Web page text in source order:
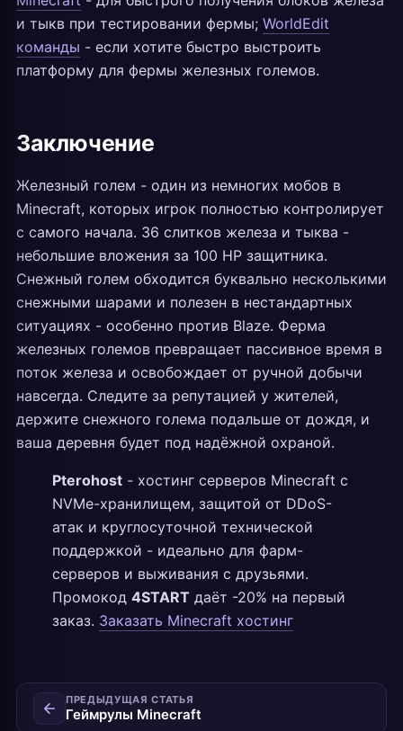
и тыкв при тестировании фермы; WorldEdit
команды - если хотите быстро выстроить
платформу для фермы железных големов.
Заключение
Железный голем - один из немногих мобов в
Minecraft, которых игрок полностью контролирует
с самого начала. 36 слитков железа и тыква -
небольшие вложения за 100 HP защитника.
Снежный голем обходится буквально несколькими
снежными шарами и полезен в нестандартных
ситуациях - особенно против Blaze. Ферма
железных големов превращает пассивное время в
поток железа и освобождает от ручной добычи
навсегда. Следите за репутацией у жителей,
держите снежного голема подальше от дождя, и
ваша деревня будет под надёжной охраной.
Pterohost - хостинг серверов Minecraft с
NVMe-хранилищем, защитой от DDoS-
атак и круглосуточной технической
поддержкой - идеально для фарм-
серверов и выживания с друзьями.
Промокод 4START даёт -20% на первый
заказ. Заказать Minecraft хостинг
ПРЕДЫДУЩАЯ СТАТЬЯ
Геймрулы Minecraft